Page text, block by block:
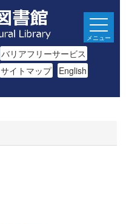
バリアフリーサービス
サイトマップ English
メニュー